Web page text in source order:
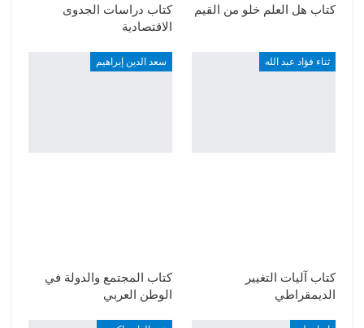
كتاب هل العلم خلو من القيم
كتاب دراسات الجدوى
الاقتصادية
ثناء فؤاد عبد الله
كتاب آليات التغيير
الديمقراطي
سعد الدين إبراهيم
كتاب المجتمع والدولة في
الوطن العربي